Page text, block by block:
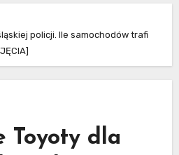
policji. Ile samochodów trafi
Toyoty dla